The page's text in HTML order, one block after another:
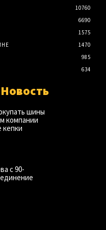
10760
6690
1575
1470
985
634
шины
компании
кепки
с 90-